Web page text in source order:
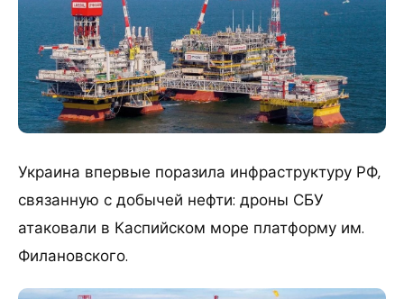
Украина впервые поразила инфраструктуру РФ,
связанную с добычей нефти: дроны СБУ
атаковали в Каспийском море платформу им.
Филановского.